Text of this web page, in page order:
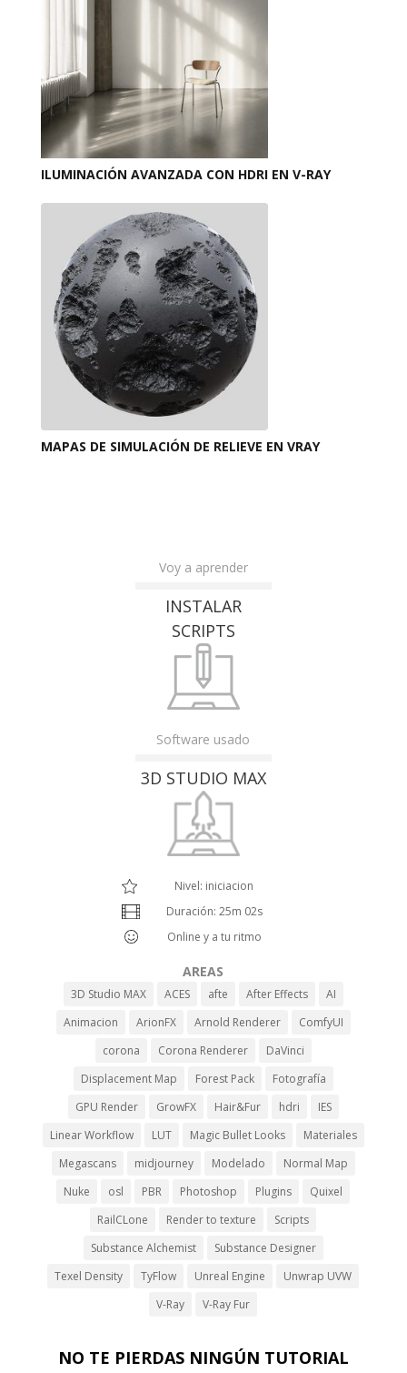
ILUMINACIÓN AVANZADA CON HDRI EN V-RAY
MAPAS DE SIMULACIÓN DE RELIEVE EN VRAY
Voy a aprender
INSTALAR
SCRIPTS
Software usado
3D STUDIO MAX
Nivel: iniciacion
Duración: 25m 02s
Online y a tu ritmo
AREAS
3D Studio MAX ACES afte After Effects
AI
Animacion
ArionFX Arnold Renderer
ComfyUI
corona
Corona Renderer
DaVinci
Displacement Map
Forest Pack
Fotografía
GPU Render
GrowFX Hair&Fur hdri
IES
Linear Workflow
LUT Magic Bullet Looks
Materiales
Megascans
midjourney Modelado
Normal Map
Nuke
osl PBR Photoshop Plugins
Quixel
RailCLone
Render to texture
Scripts
Substance Alchemist
Substance Designer
Texel Density
TyFlow Unreal Engine
Unwrap UVW
V-Ray
V-Ray Fur
NO TE PIERDAS NINGÚN TUTORIAL